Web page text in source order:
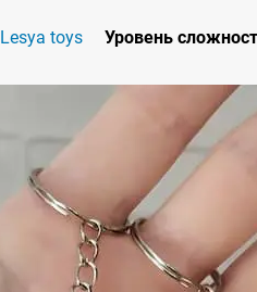
Lesya toys Уровень